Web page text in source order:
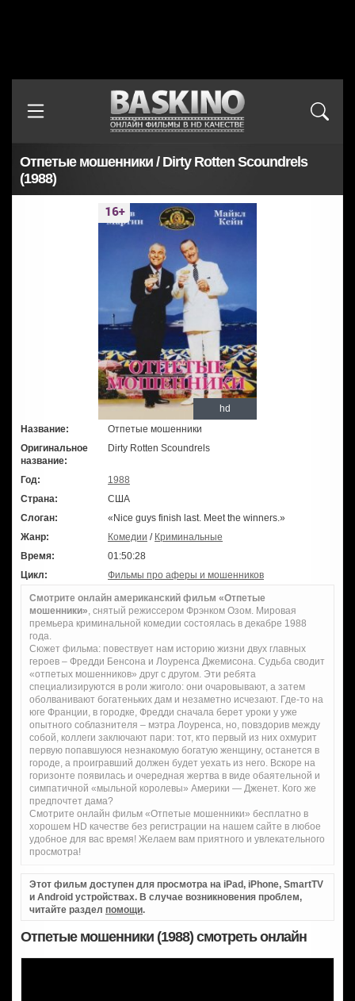
Отпетые мошенники / Dirty Rotten Scoundrels
(1988)
hd
Название:
Отпетые мошенники
Оригинальное
название:
Dirty Rotten Scoundrels
Год:
1988
Страна:
США
Слоган:
«Nice guys finish last. Meet the winners.»
Жанр:
Комедии / Криминальные
Время:
01:50:28
Цикл:
Фильмы про аферы и мошенников
Смотрите онлайн американский фильм «Отпетые
мошенники» , снятый режиссером Фрэнком Озом. Мировая
премьера криминальной комедии состоялась в декабре 1988
года.
Сюжет фильма: повествует нам историю жизни двух главных
героев – Фредди Бенсона и Лоуренса Джемисона. Судьба сводит
«отпетых мошенников» друг с другом. Эти ребята
специализируются в роли жиголо: они очаровывают, а затем
оболванивают богатеньких дам и незаметно исчезают. Где-то на
юге Франции, в городке, Фредди сначала берет уроки у уже
опытного соблазнителя – мэтра Лоуренса, но, повздорив между
собой, коллеги заключают пари: тот, кто первый из них охмурит
первую попавшуюся незнакомую богатую женщину, останется в
городе, а проигравший должен будет уехать из него. Вскоре на
горизонте появилась и очередная жертва в виде обаятельной и
симпатичной «мыльной королевы» Америки — Дженет. Кого же
предпочтет дама?
Смотрите онлайн фильм «Отпетые мошенники» бесплатно в
хорошем HD качестве без регистрации на нашем сайте в любое
удобное для вас время! Желаем вам приятного и увлекательного
просмотра!
Этот фильм доступен для просмотра на iPad, iPhone, SmartTV
и Android устройствах. В случае возникновения проблем,
читайте раздел помощи.
Отпетые мошенники (1988) смотреть онлайн